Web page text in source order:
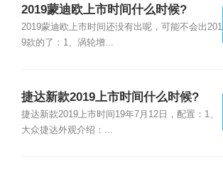
2019蒙迪欧上市时间什么时候?
2019蒙迪欧上市时间还没有出呢，可能不会出201
9款的了：1、涡轮增...
捷达新款2019上市时间什么时候?
捷达新款2019上市时间19年7月12日，配置：1、
大众捷达外观介绍：...